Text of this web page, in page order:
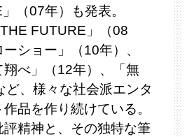
（07年）も発表。
FUTURE」（08
ショー」（10年）、
翔べ」（12年）、「無
ど、様々な社会派エンタ
品を作り続けている。
評精神と、その独特な筆